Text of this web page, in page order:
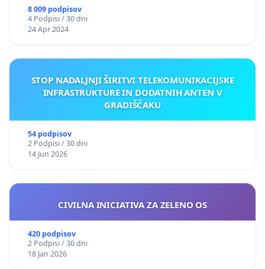
8 009 podpisov
4 Podpisi / 30 dni
24 Apr 2024
STOP NADALJNJI ŠIRITVI TELEKOMUNIKACIJSKE
INFRASTRUKTURE IN DODATNIH ANTEN V
GRADIŠČAKU
54 podpisov
2 Podpisi / 30 dni
14 Jun 2026
CIVILNA INICIATIVA ZA ZELENO OS
420 podpisov
2 Podpisi / 30 dni
18 Jan 2026